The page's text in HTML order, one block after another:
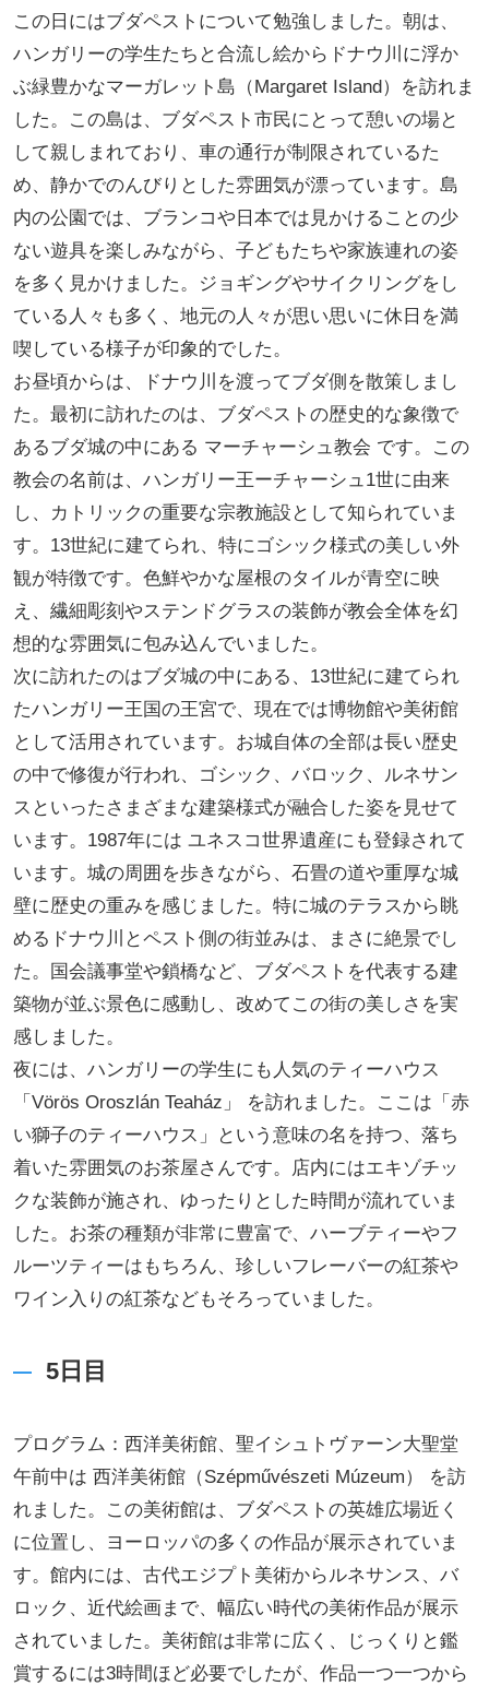
この日にはブダペストについて勉強しました。朝は、
ハンガリーの学生たちと合流し絵からドナウ川に浮か
ぶ緑豊かなマーガレット島（Margaret Island）を訪れま
した。この島は、ブダペスト市民にとって憩いの場と
して親しまれており、車の通行が制限されているた
め、静かでのんびりとした雰囲気が漂っています。島
内の公園では、ブランコや日本では見かけることの少
ない遊具を楽しみながら、子どもたちや家族連れの姿
を多く見かけました。ジョギングやサイクリングをし
ている人々も多く、地元の人々が思い思いに休日を満
喫している様子が印象的でした。
お昼頃からは、ドナウ川を渡ってブダ側を散策しまし
た。最初に訪れたのは、ブダペストの歴史的な象徴で
あるブダ城の中にある マーチャーシュ教会 です。この
教会の名前は、ハンガリー王ーチャーシュ1世に由来
し、カトリックの重要な宗教施設として知られていま
す。13世紀に建てられ、特にゴシック様式の美しい外
観が特徴です。色鮮やかな屋根のタイルが青空に映
え、繊細彫刻やステンドグラスの装飾が教会全体を幻
想的な雰囲気に包み込んでいました。
次に訪れたのはブダ城の中にある、13世紀に建てられ
たハンガリー王国の王宮で、現在では博物館や美術館
として活用されています。お城自体の全部は長い歴史
の中で修復が行われ、ゴシック、バロック、ルネサン
スといったさまざまな建築様式が融合した姿を見せて
います。1987年には ユネスコ世界遺産にも登録されて
います。城の周囲を歩きながら、石畳の道や重厚な城
壁に歴史の重みを感じました。特に城のテラスから眺
めるドナウ川とペスト側の街並みは、まさに絶景でし
た。国会議事堂や鎖橋など、ブダペストを代表する建
築物が並ぶ景色に感動し、改めてこの街の美しさを実
感しました。
夜には、ハンガリーの学生にも人気のティーハウス
「Vörös Oroszlán Teaház」 を訪れました。ここは「赤
い獅子のティーハウス」という意味の名を持つ、落ち
着いた雰囲気のお茶屋さんです。店内にはエキゾチッ
クな装飾が施され、ゆったりとした時間が流れていま
した。お茶の種類が非常に豊富で、ハーブティーやフ
ルーツティーはもちろん、珍しいフレーバーの紅茶や
ワイン入りの紅茶などもそろっていました。
5日目
プログラム：西洋美術館、聖イシュトヴァーン大聖堂
午前中は 西洋美術館（Szépművészeti Múzeum） を訪
れました。この美術館は、ブダペストの英雄広場近く
に位置し、ヨーロッパの多くの作品が展示されていま
す。館内には、古代エジプト美術からルネサンス、バ
ロック、近代絵画まで、幅広い時代の美術作品が展示
されていました。美術館は非常に広く、じっくりと鑑
賞するには3時間ほど必要でしたが、作品一つ一つから